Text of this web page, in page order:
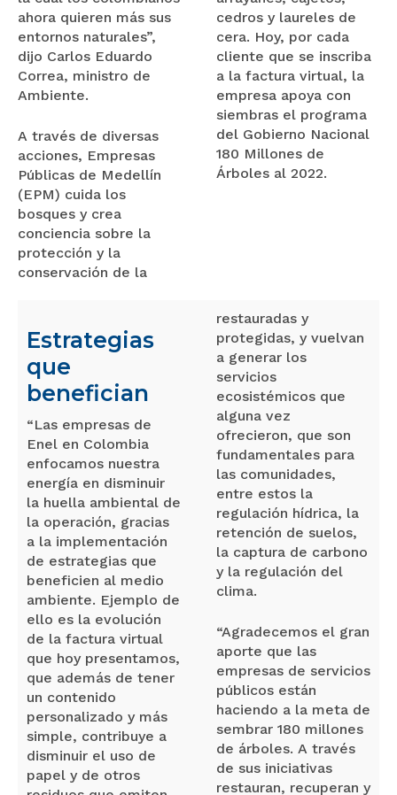
ahora quieren más sus
entornos naturales”,
dijo Carlos Eduardo
Correa, ministro de
Ambiente.
A través de diversas
acciones, Empresas
Públicas de Medellín
(EPM) cuida los
bosques y crea
conciencia sobre la
protección y la
conservación de la
cedros y laureles de
cera. Hoy, por cada
cliente que se inscriba
a la factura virtual, la
empresa apoya con
siembras el programa
del Gobierno Nacional
180 Millones de
Árboles al 2022.
Estrategias
que
benefician
“Las empresas de
Enel en Colombia
enfocamos nuestra
energía en disminuir
la huella ambiental de
la operación, gracias
a la implementación
de estrategias que
beneficien al medio
ambiente. Ejemplo de
ello es la evolución
de la factura virtual
que hoy presentamos,
que además de tener
un contenido
personalizado y más
simple, contribuye a
disminuir el uso de
papel y de otros
restauradas y
protegidas, y vuelvan
a generar los
servicios
ecosistémicos que
alguna vez
ofrecieron, que son
fundamentales para
las comunidades,
entre estos la
regulación hídrica, la
retención de suelos,
la captura de carbono
y la regulación del
clima.
“Agradecemos el gran
aporte que las
empresas de servicios
públicos están
haciendo a la meta de
sembrar 180 millones
de árboles. A través
de sus iniciativas
restauran, recuperan y